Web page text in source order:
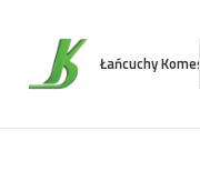
Łańcuchy Komes